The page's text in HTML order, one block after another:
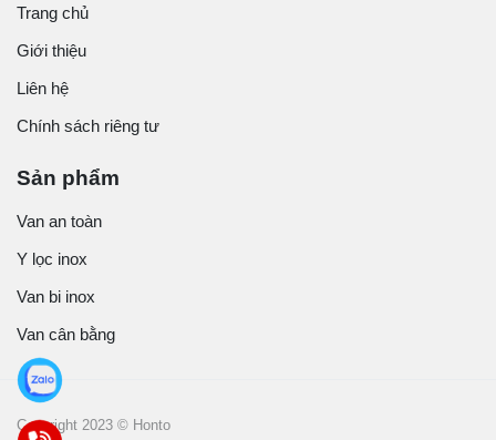
Trang chủ
Giới thiệu
Liên hệ
Chính sách riêng tư
Sản phẩm
Van an toàn
Y lọc inox
Van bi inox
Van cân bằng
Copyright 2023 © Honto